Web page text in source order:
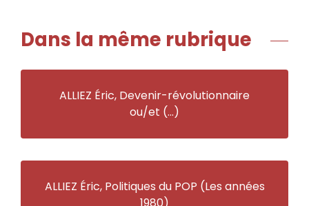
Dans la même rubrique
ALLIEZ Éric, Devenir-révolutionnaire
ou/et (…)
ALLIEZ Éric, Politiques du POP (Les années
1980)